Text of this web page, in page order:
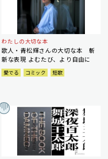
わたしの大切な本
歌人・青松輝さんの大切な本 斬
新な表現 よむたび、より自由に
愛でる コミック 短歌